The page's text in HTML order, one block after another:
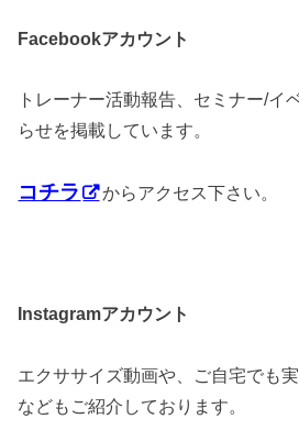
Facebookアカウント
トレーナー活動報告、セミナー/イ
らせを掲載しています。
コチラ からアクセス下さい。
Instagramアカウント
エクササイズ動画や、ご自宅でも
などもご紹介しております。